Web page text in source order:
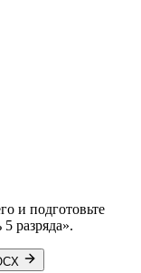
и подготовьте
разряда».